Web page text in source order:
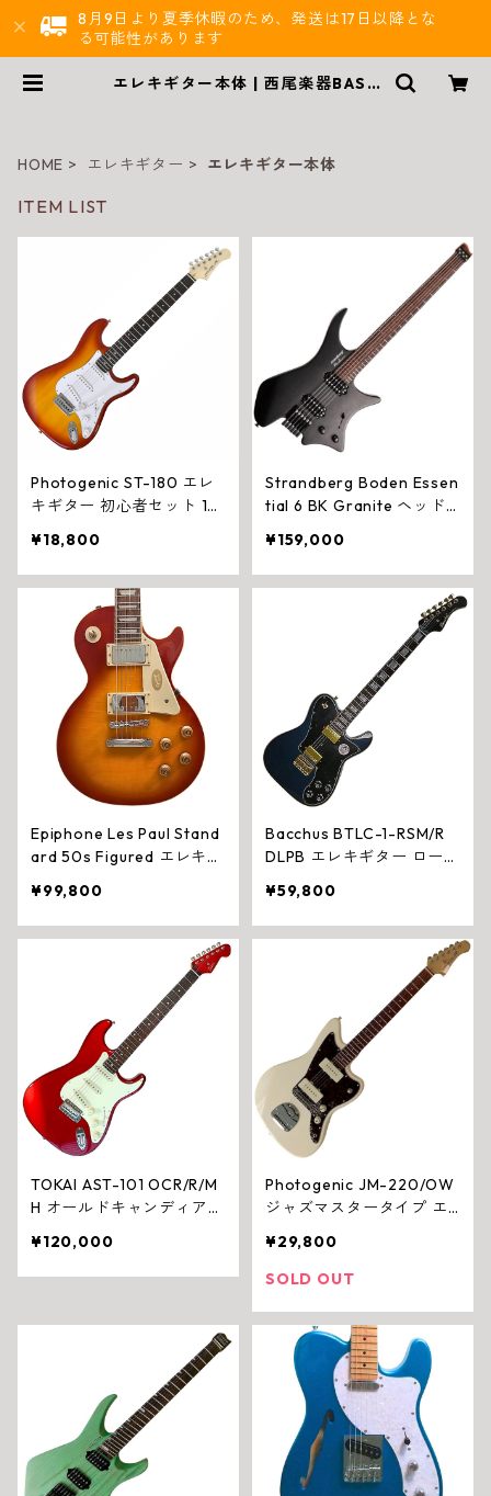
8月9日より夏季休暇のため、発送は17日以降とな
る可能性があります
エレキギター本体 | 西尾楽器BASE
HOME エレキギター エレキギター本体
ITEM LIST
Photogenic ST-180 エレ
キギター 初心者セット 10
ナー付き ストラトタイプ
¥18,800
Strandberg Boden Essen
tial 6 BK Granite ヘッド
トレット
¥159,000
Epiphone Les Paul Stand
ard 50s Figured エレキギ
burst EIGLP5WCNH1
¥99,800
Bacchus BTLC-1-RSM/R
DLPB エレキギター ロース
カー ダークレイクプラシ
ッドブルー
¥59,800
TOKAI AST-101 OCR/R/M
H オールドキャンディアッ
ッド 日本製 エレキギター
¥120,000
Photogenic JM-220/OW
ジャズマスタータイプ エ
ホワイト）
¥29,800
SOLD OUT